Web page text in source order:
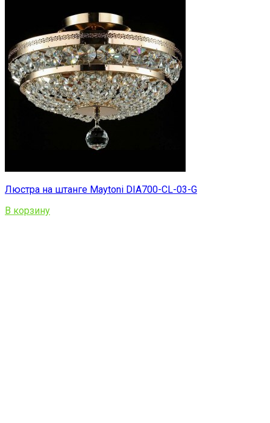
Люстра на штанге Maytoni DIA700-CL-03-G
В корзину